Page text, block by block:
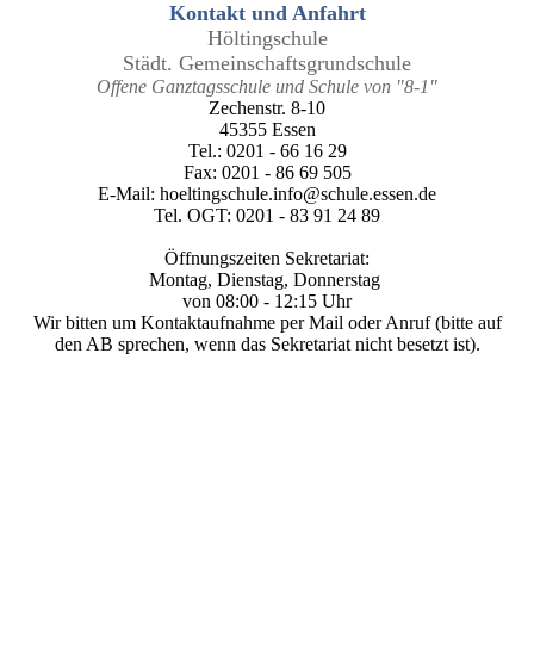
Kontakt und Anfahrt
Höltingschule
Städt. Gemeinschaftsgrundschule
Offene Ganztagsschule und Schule von "8-1"
Zechenstr. 8-10
45355 Essen
Tel.: 0201 - 66 16 29
Fax: 0201 - 86 69 505
E-Mail: hoeltingschule.info@schule.essen.de
Tel. OGT: 0201 - 83 91 24 89
Öffnungszeiten Sekretariat:
Montag, Dienstag, Donnerstag
von 08:00 - 12:15 Uhr
Wir bitten um Kontaktaufnahme per Mail oder Anruf (bitte auf
den AB sprechen, wenn das Sekretariat nicht besetzt ist).